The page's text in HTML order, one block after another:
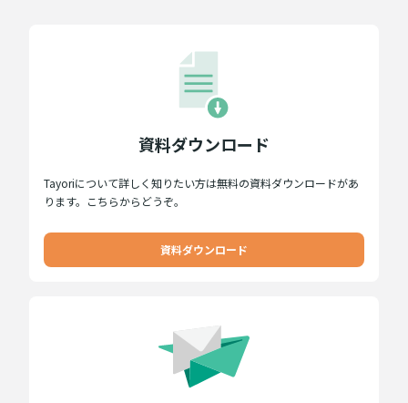
資料ダウンロード
Tayoriについて詳しく知りたい方は無料の資料ダウンロードがあ
ります。こちらからどうぞ。
資料ダウンロード